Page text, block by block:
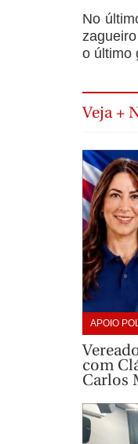
No
o último
Veja +
APOIO
com
Carlos